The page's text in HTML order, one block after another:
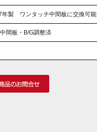
年製 ワンタッチ中間板に交換可能
間板・B/G調整済